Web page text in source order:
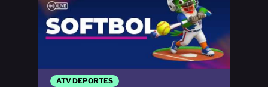
ATV DEPORTES